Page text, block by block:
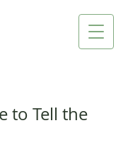
to Tell the